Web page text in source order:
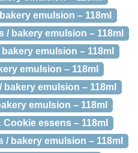
emulsion – 118ml
bakery emulsion – 118ml
emulsion – 118ml
emulsion – 118ml
emulsion – 118ml
emulsion – 118ml
essens – 118ml
/ bakery emulsion – 118ml